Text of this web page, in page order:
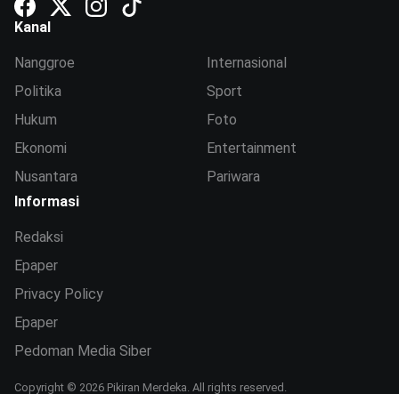
Kanal
Nanggroe
Politika
Hukum
Ekonomi
Nusantara
Internasional
Sport
Foto
Entertainment
Pariwara
Informasi
Redaksi
Epaper
Privacy Policy
Epaper
Pedoman Media Siber
Copyright © 2026 Pikiran Merdeka. All rights reserved.